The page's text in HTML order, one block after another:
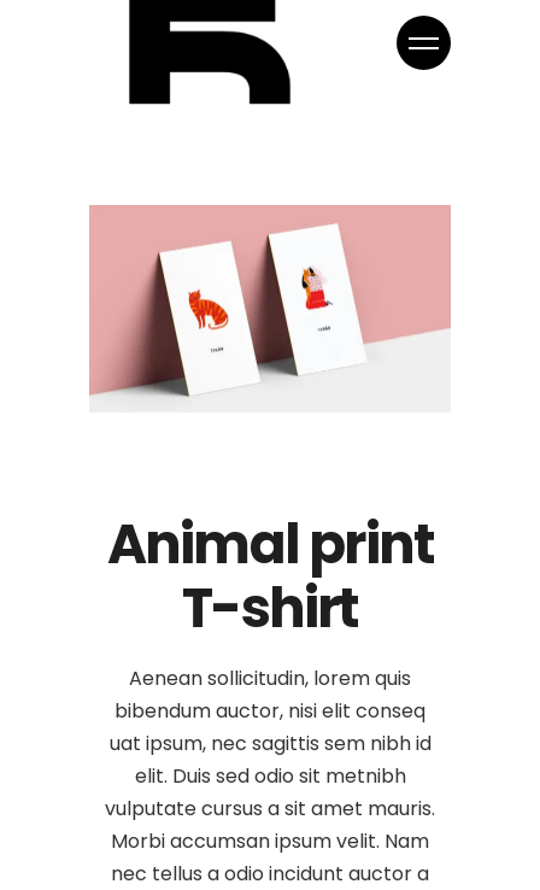
Animal print
T-shirt
Aenean sollicitudin, lorem quis
bibendum auctor, nisi elit conseq
uat ipsum, nec sagittis sem nibh id
elit. Duis sed odio sit metnibh
vulputate cursus a sit amet mauris.
Morbi accumsan ipsum velit. Nam
nec tellus a odio incidunt auctor a